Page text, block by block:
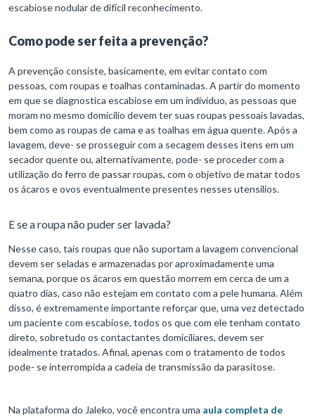
escabiose nodular de difícil reconhecimento.
Como pode ser feita a prevenção?
A prevenção consiste, basicamente, em evitar contato com
pessoas, com roupas e toalhas contaminadas. A partir do momento
em que se diagnostica escabiose em um indivíduo, as pessoas que
moram no mesmo domicílio devem ter suas roupas pessoais lavadas,
bem como as roupas de cama e as toalhas em água quente. Após a
lavagem, deve- se prosseguir com a secagem desses itens em um
secador quente ou, alternativamente, pode- se proceder com a
utilização do ferro de passar roupas, com o objetivo de matar todos
os ácaros e ovos eventualmente presentes nesses utensílios.
E se a roupa não puder ser lavada?
Nesse caso, tais roupas que não suportam a lavagem convencional
devem ser seladas e armazenadas por aproximadamente uma
semana, porque os ácaros em questão morrem em cerca de um a
quatro dias, caso não estejam em contato com a pele humana. Além
disso, é extremamente importante reforçar que, uma vez detectado
um paciente com escabiose, todos os que com ele tenham contato
direto, sobretudo os contactantes domiciliares, devem ser
idealmente tratados. Afinal, apenas com o tratamento de todos
pode- se interrompida a cadeia de transmissão da parasitose.
Na plataforma do Jaleko, você encontra uma aula completa de